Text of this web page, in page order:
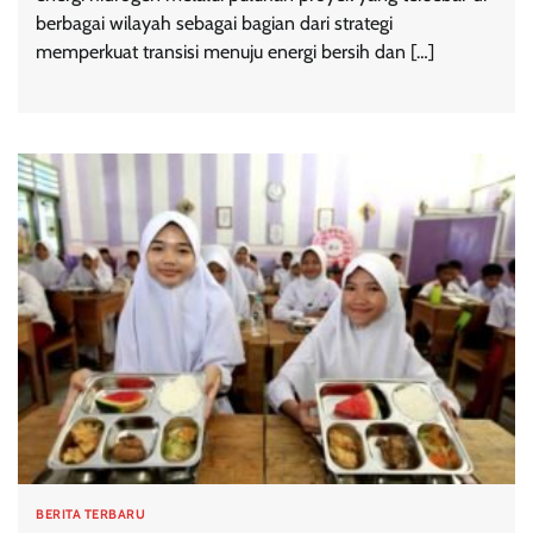
berbagai wilayah sebagai bagian dari strategi
memperkuat transisi menuju energi bersih dan […]
BERITA TERBARU